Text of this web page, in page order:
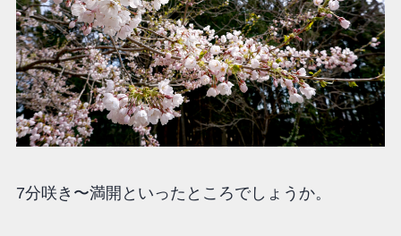
7分咲き〜満開といったところでしょうか。